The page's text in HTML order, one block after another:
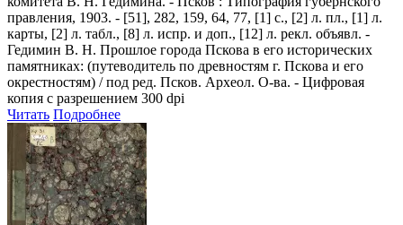
правления, 1903. - [51], 282, 159, 64, 77, [1] с., [2] л. пл., [1] л.
карты, [2] л. табл., [8] л. испр. и доп., [12] л. рекл. объявл. -
Гедимин В. Н. Прошлое города Пскова в его исторических
памятниках: (путеводитель по древностям г. Пскова и его
окрестностям) / под ред. Псков. Археол. О-ва. - Цифровая
копия с разрешением 300 dpi
Читать Подробнее